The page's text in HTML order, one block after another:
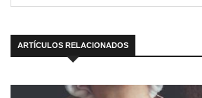
ARTÍCULOS RELACIONADOS